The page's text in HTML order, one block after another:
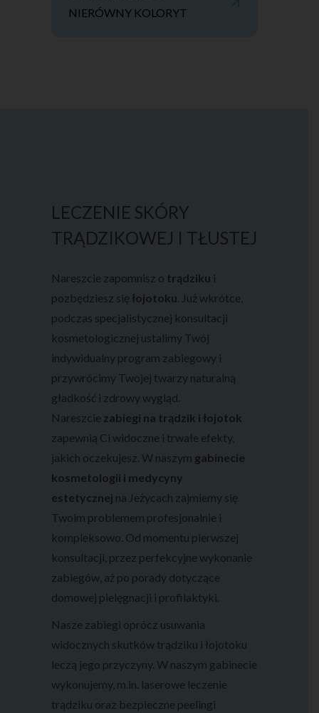
NIERÓWNY KOLORYT
LECZENIE SKÓRY
TRĄDZIKOWEJ I TŁUSTEJ
Nareszcie zapomnisz o trądziku i
pozbędziesz się łojotoku. Już wkrótce,
podczas specjalistycznej konsultacji
kosmetologicznej ustalimy Twój
indywidualny program zabiegowy i
przywrócimy Twojej twarzy naturalną
gładkość i zdrowy wygląd.
Nareszcie zabiegi na trądzik i łojotok
zapewnią Ci widoczne i trwałe efekty,
jakich oczekujesz. W naszym gabinecie
kosmetologii i medycyny
estetycznej na Jeżycach zajmiemy się
Twoim problemem profesjonalnie i
kompleksowo. Od momentu pierwszej
konsultacji, przez perfekcyjne wykonanie
zabiegów, aż po porady dotyczące
domowej pielęgnacji i profilaktyki.
Nasze zabiegi oprócz usuwania
widocznych skutków trądziku i łojotoku
leczą jego przyczyny. W naszym gabinecie
wykonujemy, m.in. laserowe leczenie
trądziku oraz bezpieczne peelingi